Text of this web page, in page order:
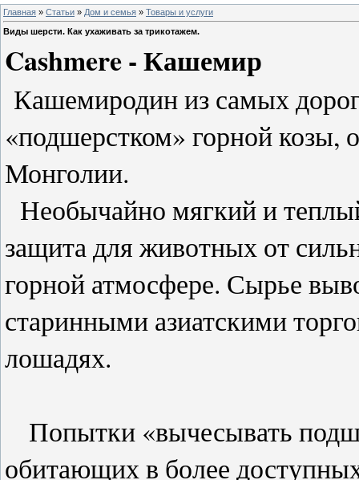
Главная » Статьи » Дом и семья » Товары и услуги
Виды шерсти. Как ухаживать за трикотажем.
Cashmere - Кашемир
Кашемиродин из самых
«подшерстком» горной козы,
Монголии.
Необычайно мягкий и
защита для животных от
горной атмосфере. Сырье
старинными азиатскими
лошадях.
Попытки «вычесывать
обитающих в более